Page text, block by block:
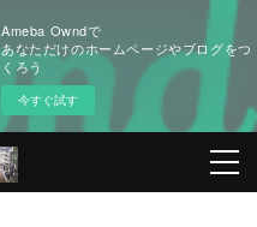
Ameba Owndで
あなただけのホームページやブログをつ
くろう
今すぐ試す